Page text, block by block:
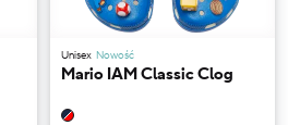
Unisex Nowość
Mario IAM Classic Clog